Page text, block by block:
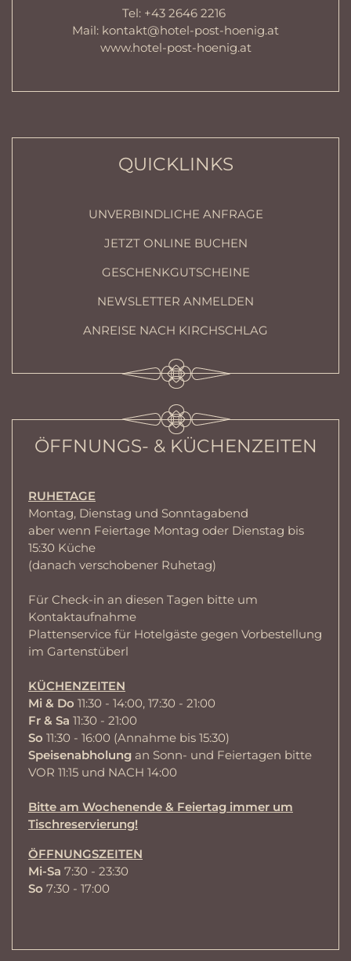
Tel: +43 2646 2216
Mail: kontakt@hotel-post-hoenig.at
www.hotel-post-hoenig.at
QUICKLINKS
UNVERBINDLICHE ANFRAGE
JETZT ONLINE BUCHEN
GESCHENKGUTSCHEINE
NEWSLETTER ANMELDEN
ANREISE NACH KIRCHSCHLAG
ÖFFNUNGS- & KÜCHENZEITEN
RUHETAGE
Montag, Dienstag und Sonntagabend
aber wenn Feiertage Montag oder Dienstag bis
15:30 Küche
(danach verschobener Ruhetag)
Für Check-in an diesen Tagen bitte um
Kontaktaufnahme
Plattenservice für Hotelgäste gegen Vorbestellung
im Gartenstüberl
KÜCHENZEITEN
Mi & Do 11:30 - 14:00, 17:30 - 21:00
Fr & Sa 11:30 - 21:00
So 11:30 - 16:00 (Annahme bis 15:30)
Speisenabholung an Sonn- und Feiertagen bitte
VOR 11:15 und NACH 14:00
Bitte am Wochenende & Feiertag immer um
Tischreservierung!
ÖFFNUNGSZEITEN
Mi-Sa 7:30 - 23:30
So 7:30 - 17:00